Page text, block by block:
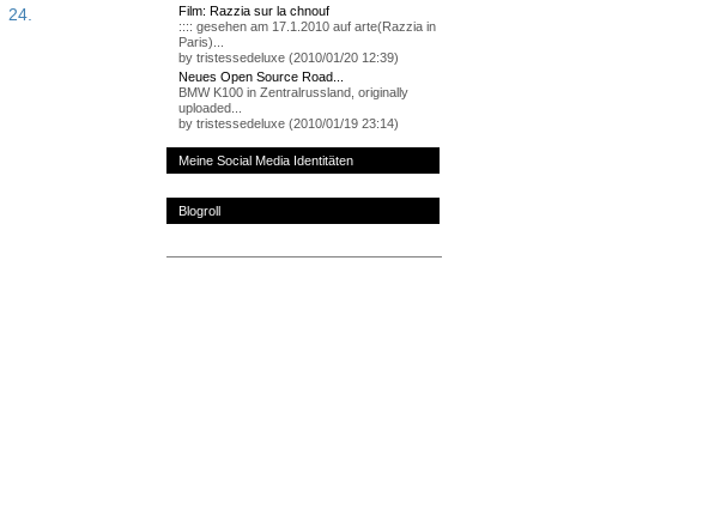
24.
Film: Razzia sur la chnouf
:::: gesehen am 17.1.2010 auf arte(Razzia in
Paris)...
by tristessedeluxe (2010/01/20 12:39)
Neues Open Source Road...
BMW K100 in Zentralrussland, originally
uploaded...
by tristessedeluxe (2010/01/19 23:14)
Meine Social Media Identitäten
Blogroll